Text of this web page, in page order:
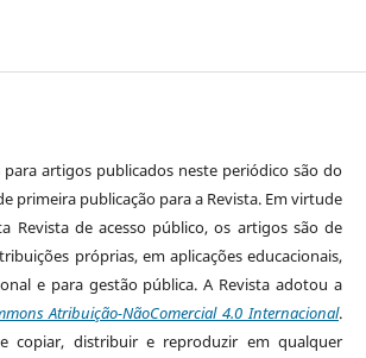
artigos publicados neste periódico são do
primeira publicação para a Revista. Em virtude
Revista de acesso público, os artigos são de
próprias, em aplicações educacionais,
e para gestão pública. A Revista adotou a
Atribuição-NãoComercial 4.0 Internacional.
copiar, distribuir e reproduzir em qualquer